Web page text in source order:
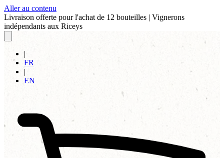
Aller au contenu
Livraison offerte pour l'achat de 12 bouteilles | Vignerons
indépendants aux Riceys
|
FR
|
EN